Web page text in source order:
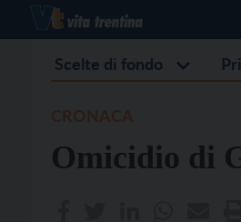
Scelte di fondo
Omicidio di